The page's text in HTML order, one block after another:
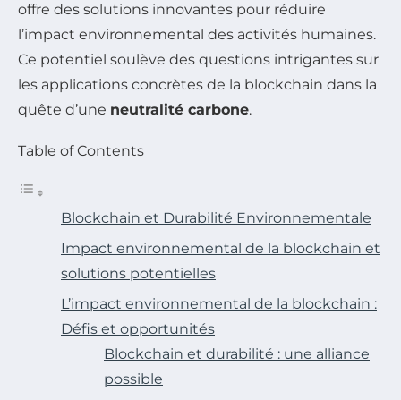
offre des solutions innovantes pour réduire
l’impact environnemental des activités humaines.
Ce potentiel soulève des questions intrigantes sur
les applications concrètes de la blockchain dans la
quête d’une neutralité carbone.
Table of Contents
Blockchain et Durabilité Environnementale
Impact environnemental de la blockchain et
solutions potentielles
L’impact environnemental de la blockchain :
Défis et opportunités
Blockchain et durabilité : une alliance
possible